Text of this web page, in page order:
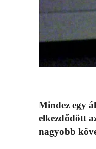
Mindez egy
elkezdődött
nagyobb